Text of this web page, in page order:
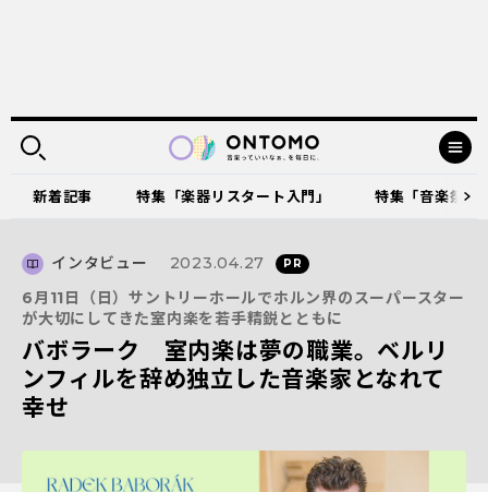
新着記事 特集「楽器リスタート入門」 特集「音楽祭
インタビュー
2023.04.27
6月11日（日）サントリーホールでホルン界のスーパースター
が大切にしてきた室内楽を若手精鋭とともに
バボラーク 室内楽は夢の職業。ベルリ
ンフィルを辞め独立した音楽家となれて
幸せ